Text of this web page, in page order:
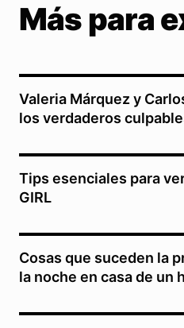
Más para
Valeria Márquez y
los verdaderos
Tips esenciales para
GIRL
Cosas que suceden la
la noche en casa de un